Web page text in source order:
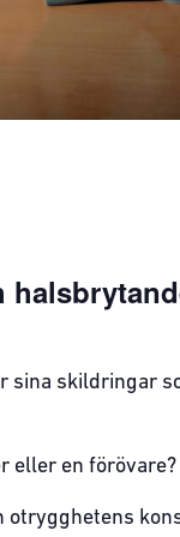
sina skildringar
en förövare?